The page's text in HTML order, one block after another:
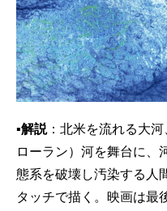
▪解説：北米を流れる大河
ローラン）河を舞台に、
態系を破壊し汚染する人
タッチで描く。映画は最